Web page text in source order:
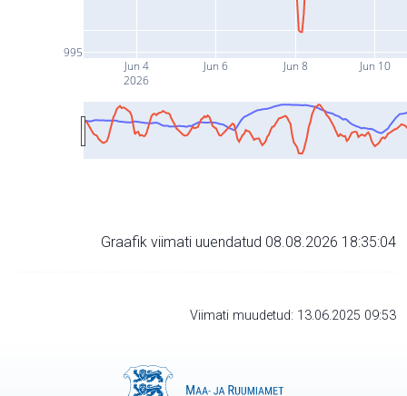
Jun 4
2026
Jun 6 Jun 8 Jun 10
995
Graafik viimati uuendatud 08.08.2026 18:35:04
Viimati muudetud: 13.06.2025 09:53